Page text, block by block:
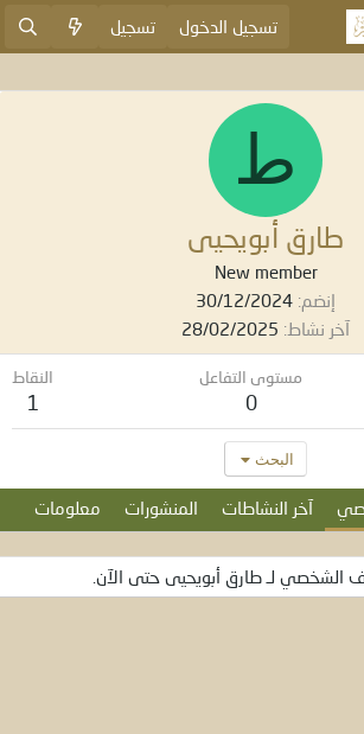
تسجيل الدخول تسجيل
ط
طارق أبويحيى
New member
إنضم 30/12/2024
آخر نشاط 28/02/2025
مستوى التفاعل
0
النقاط
1
البحث
آخر النشاطات المنشورات معلومات
الشخصي لـ طارق أبويحيى حتى الآن.